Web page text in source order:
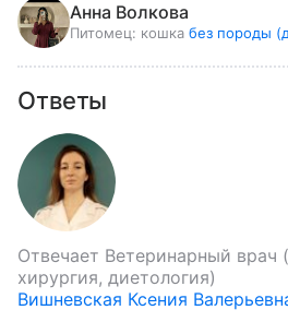
Анна Волкова
Питомец: кошка без породы
Ответы
Отвечает Ветеринарный врач
хирургия, диетология)
Вишневская Ксения